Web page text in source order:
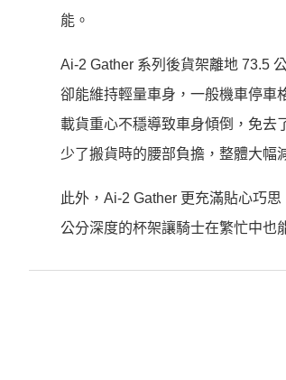
能。
Ai-2 Gather 系列後貨架離地 73.5
卻能維持輕量車身，一般機車停車
載貨重心不穩導致車身傾倒，免去
少了搬貨時的腰部負擔，整體大幅
此外，Ai-2 Gather 更充滿貼心巧
公分深度的杯架讓騎士在繁忙中也